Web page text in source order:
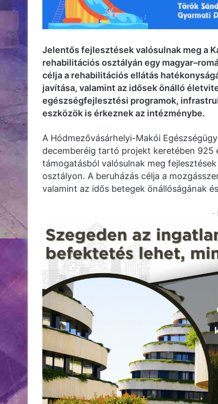
Jelentős fejlesztések valósulnak meg a
rehabilitációs osztályán egy
célja a rehabilitációs ellátás
javítása, valamint az idősek önálló
egészségfejlesztési programok,
eszközök is érkeznek az intézménybe.
A Hódmezővásárhelyi-Makói
decemberéig tartó projekt keretében
támogatásból valósulnak meg
osztályon. A beruházás célja a
valamint az idős betegek önállóságának
-